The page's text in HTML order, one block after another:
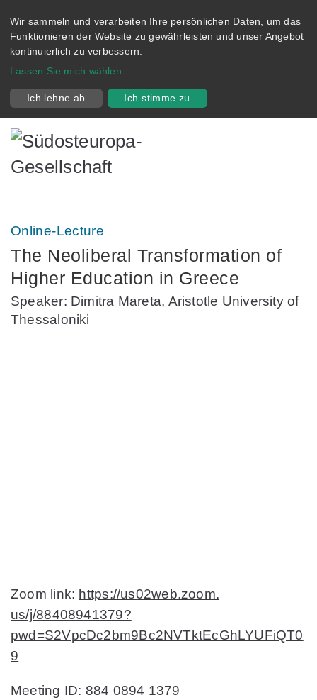
Wir sammeln und verarbeiten Ihre persönlichen Daten, um das
Funktionieren der Website zu gewährleisten und unser Angebot
kontinuierlich zu verbessern.
Lassen Sie mich wählen
Ich lehne ab Ich stimme zu
Online-Lecture
The Neoliberal Transformation of
Higher Education in Greece
Speaker: Dimitra Mareta, Aristotle University of
Thessaloniki
Zoom link: https://us02web.zoom.
us/j/88408941379?
pwd=S2VpcDc2bm9Bc2NVTktEcGhLYUFiQT0
9
Meeting ID: 884 0894 1379